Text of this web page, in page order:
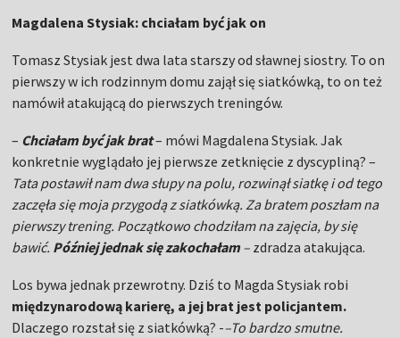
Magdalena Stysiak: chciałam być jak on
Tomasz Stysiak jest dwa lata starszy od sławnej siostry. To on
pierwszy w ich rodzinnym domu zajął się siatkówką, to on też
namówił atakującą do pierwszych treningów.
– Chciałam być jak brat– mówi Magdalena Stysiak. Jak
konkretnie wyglądało jej pierwsze zetknięcie z dyscypliną? –
Tata postawił nam dwa słupy na polu, rozwinął siatkę i od tego
zaczęła się moja przygodą z siatkówką. Za bratem poszłam na
pierwszy trening. Początkowo chodziłam na zajęcia, by się
bawić. Później jednak się zakochałam – zdradza atakująca.
Los bywa jednak przewrotny. Dziś to Magda Stysiak robi
międzynarodową karierę, a jej brat jest policjantem.
Dlaczego rozstał się z siatkówką? -–To bardzo smutne.